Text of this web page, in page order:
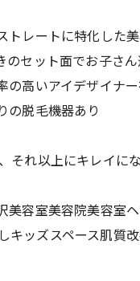
トレートに特化した
のセット面でお子さ
の高いアイデザイナ
の脱毛機器あり
それ以上にキレイに
美容室美容院美容室
キッズスペース肌質